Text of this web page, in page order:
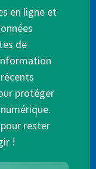
en ligne et
de
protéger
rester
!